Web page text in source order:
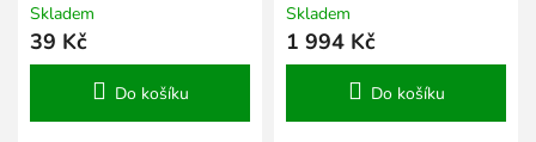
Skladem
39 Kč
Do košíku
Skladem
1 994 Kč
Do košíku